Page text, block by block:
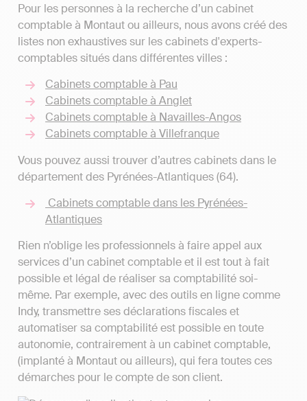
Pour les personnes à la recherche d’un cabinet
comptable à Montaut ou ailleurs, nous avons créé des
listes non exhaustives sur les cabinets d'experts-
comptables situés dans différentes villes :
Cabinets comptable à Pau
Cabinets comptable à Anglet
Cabinets comptable à Navailles-Angos
Cabinets comptable à Villefranque
Vous pouvez aussi trouver d’autres cabinets dans le
département des Pyrénées-Atlantiques (64).
Cabinets comptable dans les Pyrénées-
Atlantiques
Rien n’oblige les professionnels à faire appel aux
services d’un cabinet comptable et il est tout à fait
possible et légal de réaliser sa comptabilité soi-
même. Par exemple, avec des outils en ligne comme
Indy, transmettre ses déclarations fiscales et
automatiser sa comptabilité est possible en toute
autonomie, contrairement à un cabinet comptable,
(implanté à Montaut ou ailleurs), qui fera toutes ces
démarches pour le compte de son client.